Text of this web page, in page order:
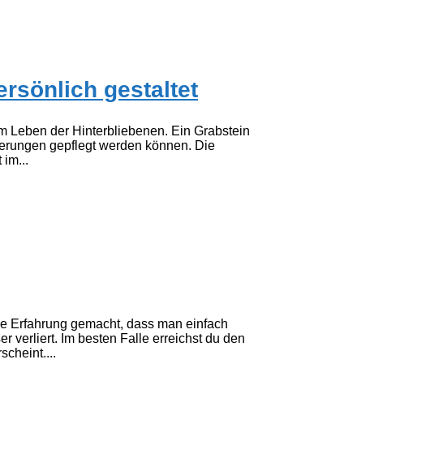
gestaltet
Leben der Hinterbliebenen. Ein Grabstein
gepflegt werden können. Die
im...
Erfahrung gemacht, dass man einfach
verliert. Im besten Falle erreichst du den